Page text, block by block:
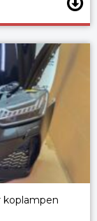
koplampen